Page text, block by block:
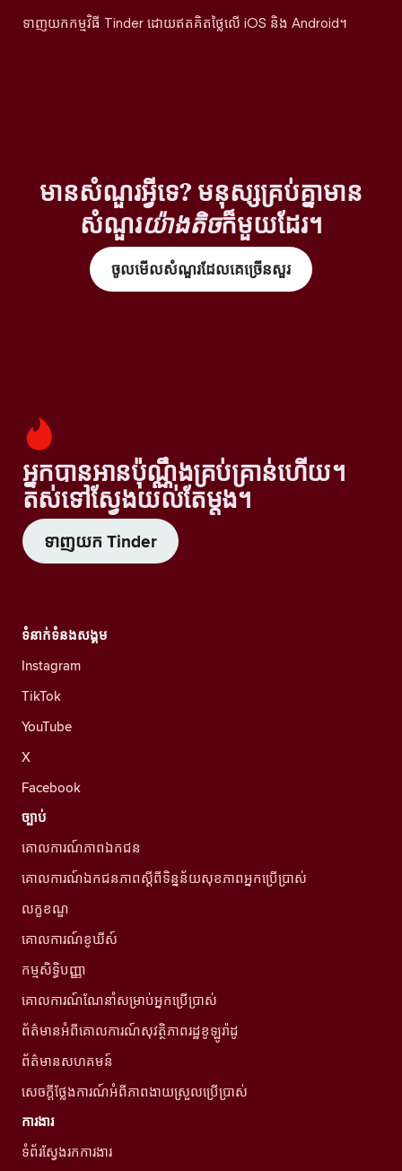
ទាញយកកម្មវិធី Tinder ដោយឥតគិតថ្លៃលើ iOS និង Android។
មានសំណួរអ្វីទេ? មនុស្សគ្រប់គ្នាមាន
សំណួរយ៉ាងតិចក៏មួយដែរ។
ចូលមើលសំណួរដែលគេច្រើនសួរ
អ្នកបានអានប៉ុណ្ណឹងគ្រប់គ្រាន់ហើយ។
តស់ទៅស្វែងយល់តែម្តង។
ទាញយក Tinder
ទំនាក់ទំនងសង្គម
Instagram
TikTok
YouTube
X
Facebook
ច្បាប់
គោលការណ៍ភាពឯកជន
គោលការណ៍ឯកជនភាពស្ដីពីទិន្នន័យសុខភាពអ្នកប្រើប្រាស់
លក្ខខណ្ឌ
គោលការណ៍ខូឃីស៍
កម្មសិទ្ធិបញ្ញា
គោលការណ៍ណែនាំសម្រាប់អ្នកប្រើប្រាស់
ព័ត៌មានអំពីគោលការណ៍សុវត្ថិភាពរដ្ឋខូឡូរ៉ាដូ
ព័ត៌មានសហគមន៍
សេចក្តីថ្លែងការណ៍អំពីភាពងាយស្រួលប្រើប្រាស់
ការងារ
ទំព័រស្វែងរកការងារ